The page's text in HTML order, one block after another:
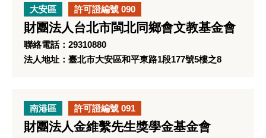
大安區 許可證編號 090
財團法人台北市閩北同鄉會文教基金會
聯絡電話：29310880
法人地址：臺北市大安區和平東路1段177號5樓之8
南港區 許可證編號 091
財團法人金維繫先生獎學金基金會